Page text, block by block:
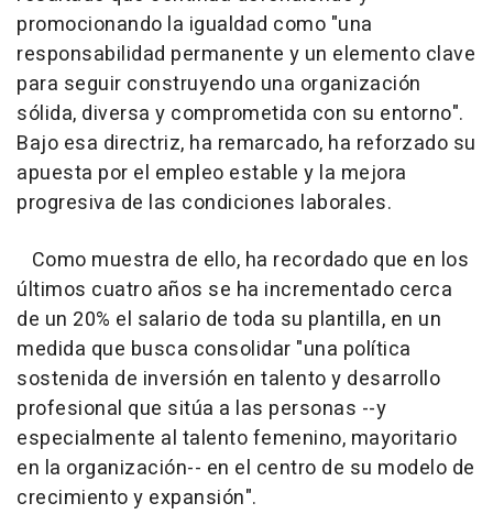
promocionando la igualdad como "una
responsabilidad permanente y un elemento clave
para seguir construyendo una organización
sólida, diversa y comprometida con su entorno".
Bajo esa directriz, ha remarcado, ha reforzado su
apuesta por el empleo estable y la mejora
progresiva de las condiciones laborales.
Como muestra de ello, ha recordado que en los
últimos cuatro años se ha incrementado cerca
de un 20% el salario de toda su plantilla, en un
medida que busca consolidar "una política
sostenida de inversión en talento y desarrollo
profesional que sitúa a las personas --y
especialmente al talento femenino, mayoritario
en la organización-- en el centro de su modelo de
crecimiento y expansión".